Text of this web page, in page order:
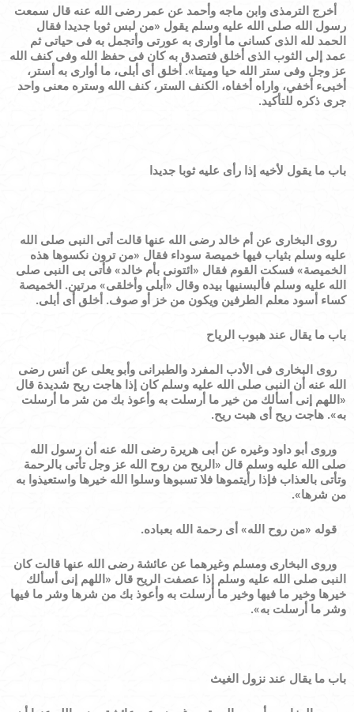
أخرج الترمذى وابن ماجه وأحمد عن عمر رضى الله عنه قال سمعت
رسول الله صلى الله عليه وسلم يقول «من لبس ثوبا جديدا فقال
الحمد لله الذى كسانى ما أوارى به عورتى وأتجمل به فى حياتى ثم
عمد إلى الثوب الذى أخلق فتصدق به كان فى حفظ الله وفى كنف الله
عز وجل وفى ستر الله حيا وميتا». أخلق أى أبلى، ما أوارى به أستر،
أخبىء أخفي، واراه أخفاه، الكنف الستر، كنف الله وستره معنى واحد
جرى ذكره للتأكيد.
باب ما يقول لأخيه إذا رأى عليه ثوبا جديدا
روى البخارى عن أم خالد رضى الله عنها قالت أتى النبى صلى الله
عليه وسلم بثياب فيها خميصة سوداء فقال «من ترون نكسوها هذه
الخميصة» فسكت القوم فقال « ائتونى بأم خالد» فأتى بى النبى صلى
الله عليه وسلم فألبسنيها بيده وقال «أبلى وأخلقى» مرتين. الخميصة
كساء أسود معلم الطرفين ويكون من خز أو صوف. أخلق أى أبلى.
باب ما يقال عند هبوب الرياح
روى البخارى فى الأدب المفرد والطبرانى وأبو يعلى عن أنس رضى
الله عنه أن النبى صلى الله عليه وسلم كان إذا هاجت ريح شديدة قال
« اللهم إنى أسألك من خير ما أرسلت به وأعوذ بك من شر ما أرسلت
به». هاجت ريح أى هبت ريح.
وروى أبو داود وغيره عن أبى هريرة رضى الله عنه أن رسول الله
صلى الله عليه وسلم قال « الريح من روح الله عز وجل تأتى بالرحمة
وتأتى بالعذاب فإذا رأيتموها فلا تسبوها وسلوا الله خيرها واستعيذوا به
من شرها»
.
قوله «من روح الله» أى رحمة الله بعباده.
وروى البخارى ومسلم وغيرهما عن عائشة رضى الله عنها قالت كان
النبى صلى الله عليه وسلم إذا عصفت الريح قال « اللهم إنى أسألك
خيرها وخير ما فيها وخير ما أرسلت به وأعوذ بك من شرها وشر ما فيها
وشر ما أرسلت به»
.
باب ما يقال عند نزول الغيث